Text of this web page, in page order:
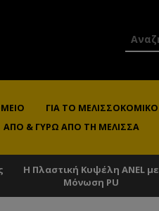
ΓΙΑ ΤΟ
ΑΠΌ & ΓΎΡΩ ΑΠΌ ΤΗ ΜΈΛΙΣΣΑ
Η Πλαστική Κυψέλη ANEL με
Μόνωση PU